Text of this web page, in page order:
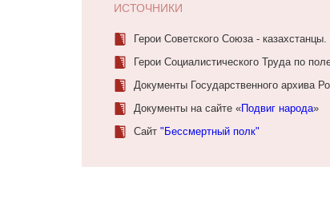
ИСТОЧНИКИ
Герои Советского Союза -
Герои Социалистического Труда по
Документы Государственного архива
Документы на сайте «Подвиг народа»
Сайт "Бессмертный полк"